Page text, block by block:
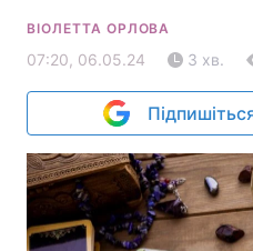
ВІОЛЕТТА ОРЛОВА
07:20, 06.05.24 3 хв.